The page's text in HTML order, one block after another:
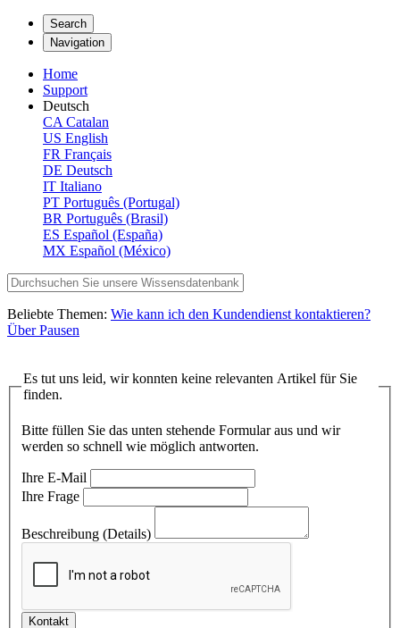
Search
Navigation
Home
Support
Deutsch
CA Catalan
US English
FR Français
DE Deutsch
IT Italiano
PT Português (Portugal)
BR Português (Brasil)
ES Español (España)
MX Español (México)
Beliebte Themen: Wie kann ich den Kundendienst kontaktieren?
Über Pausen
Es tut uns leid, wir konnten keine relevanten Artikel für Sie
finden.
Bitte füllen Sie das unten stehende Formular aus und wir
werden so schnell wie möglich antworten.
Ihre E-Mail
Ihre Frage
Beschreibung (Details)